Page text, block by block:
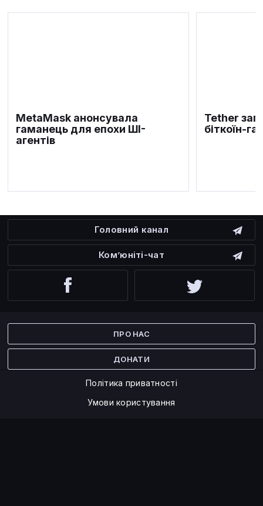
MetaMask анонсувала
гаманець для епохи ШІ-
агентів
Tether
біткоїн-
Головний канал
Ком’юніті-чат
ПРО НАС
ДОНАТИ
Політика приватності
Умови користування